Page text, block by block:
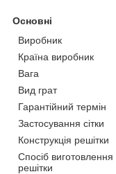
Основні
Виробник
Країна виробник
Вага
Вид грат
Гарантійний термін
Застосування сітки
Конструкція решітки
Спосіб виготовлення
решітки